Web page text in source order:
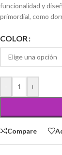
funcionalidad y
primordial, como
COLOR
- +
Compare